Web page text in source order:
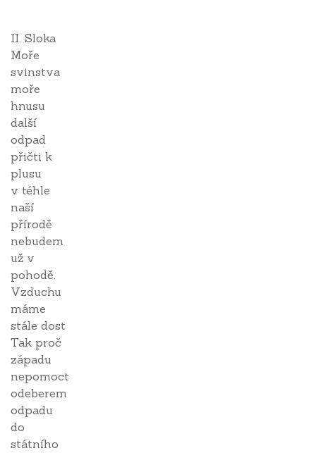
II. Sloka
Moře
svinstva
moře
hnusu
další
odpad
přičti k
plusu
v téhle
naší
přírodě
nebudem
už v
pohodě.
Vzduchu
máme
stále dost
Tak proč
západu
nepomoct
odeberem
odpadu
do
státního